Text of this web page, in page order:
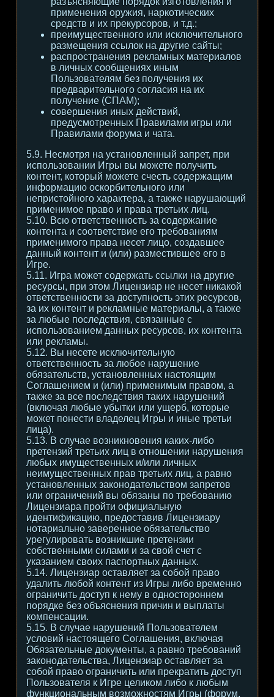
применения оружия, наркотических
средств и их прекурсоров, и т.д.;
преимущественного или исключительного
размещения ссылок на другие сайты;
распространения рекламных материалов
в личных сообщениях иным
Пользователям без получения их
предварительного согласия на их
получение (СПАМ);
совершения иных действий,
предусмотренных Правилами игры или
Правилами форума и чата.
5.9. Несмотря на установленный запрет, при
использовании Игры вы можете получить
контент, который можете счесть содержащим
информацию оскорбительного или
непристойного характера, а также нарушающий
применимое право и права третьих лиц.
5.10. Всю ответственность за содержание
контента и соответствие его требованиям
применимого права несет лицо, создавшее
данный контент и (или) разместившее его в
Игре.
5.11. Игра может содержать ссылки на другие
ресурсы, при этом Лицензиар не несет никакой
ответственности за доступность этих ресурсов,
за их контент и рекламные материалы, а также
за любые последствия, связанные с
использованием данных ресурсов, их контента
или рекламы.
5.12. Вы несете исключительную
ответственность за любое нарушение
обязательств, установленных настоящим
Соглашением и (или) применимым правом, а
также за все последствия таких нарушений
(включая любые убытки или ущерб, которые
может понести владелец Игры и иные третьи
лица).
5.13. В случае возникновения каких-либо
претензий третьих лиц в отношении нарушения
любых имущественных и/или личных
неимущественных прав третьих лиц, а равно
установленных законодательством запретов
или ограничений вы обязаны по требованию
Лицензиара пройти официальную
идентификацию, предоставив Лицензиару
нотариально заверенное обязательство
урегулировать возникшие претензии
собственными силами и за свой счет с
указанием своих паспортных данных.
5.14. Лицензиар оставляет за собой право
удалить любой контент из Игры либо временно
ограничить доступ к нему в одностороннем
порядке без объяснения причин и выплаты
компенсации.
5.15. В случае нарушений Пользователем
условий настоящего Соглашения, включая
Обязательные документы, а равно требований
законодательства, Лицензиар оставляет за
собой право ограничить или прекратить доступ
Пользователя к Игре целиком либо к любым
функциональным возможностям Игры (форум,